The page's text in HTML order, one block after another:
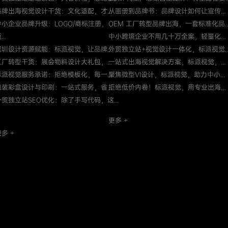
牌出海视觉设计干货：文化适配，才...
小企业品牌升级：LOGO/商标注册，
圳设计资源赋能：标派视觉，让品牌...
厂转型干货：展会物料设计大礼包，...
派视觉服务承诺：拒绝模板化，每一...
装彩盒设计与印刷：一站式服务，省...
贸独立站SEO优化：除了手写代码，这...
多 +
从画册到品牌书：品牌设计如何让宣传...
OEM 工厂转型品牌出海，一套标准化品
中小跨境企业不用几十万全案，轻量化...
外贸独立站+视觉设计一体化，标派视觉
一站式出海视觉解决方案，标派视觉，...
聚焦微型VI设计，标派视觉，助力中小...
拒绝低价内卷！标派视觉，用专业出海...
更多 +